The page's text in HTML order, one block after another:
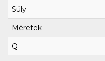
Súly
Méretek
Q